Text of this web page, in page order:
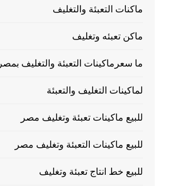
ماكنات التعبئة والتغليف
ماكن تعبئه وتغليف
ما سعرماكينات التعبئة والتغليف بمصر
لماكينات التغليف والتعبئة
للبيع ماكينات تعبئة وتغليف مصر
للبيع ماكينات التعبئة وتغليف مصر
للبيع خط انتاج تعبئة وتغليف